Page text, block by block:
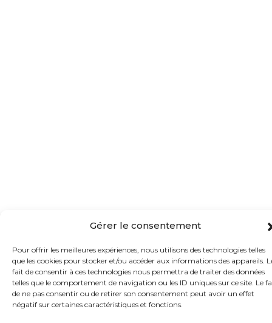
Gérer le consentement
Pour offrir les meilleures expériences, nous utilisons des technologies telles
que les cookies pour stocker et/ou accéder aux informations des appareils.
fait de consentir à ces technologies nous permettra de traiter des données
telles que le comportement de navigation ou les ID uniques sur ce site. Le
de ne pas consentir ou de retirer son consentement peut avoir un effet
négatif sur certaines caractéristiques et fonctions.